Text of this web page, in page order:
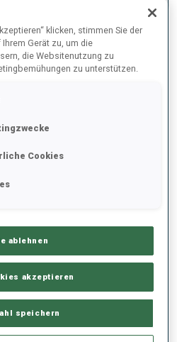
klicken, stimmen Sie der
Gerät zu, um die
die Websitenutzung zu
zu unterstützen.
Cookies
ablehnen
akzeptieren
speichern